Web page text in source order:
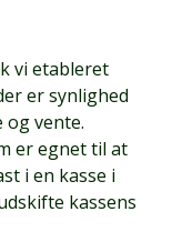
vi etableret
er synlighed
og vente.
er egnet til at
i en kasse i
kassens